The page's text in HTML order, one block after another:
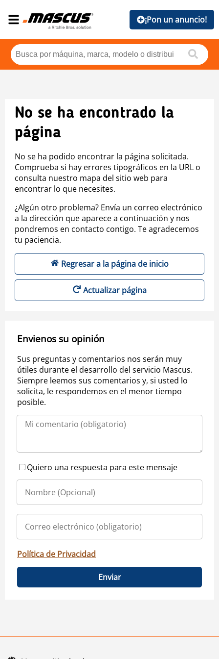
¡Pon un anuncio!
No se ha encontrado la
página
No se ha podido encontrar la página solicitada.
Comprueba si hay errores tipográficos en la URL o
consulta nuestro mapa del sitio web para
encontrar lo que necesites.
¿Algún otro problema? Envía un correo electrónico
a la dirección que aparece a continuación y nos
pondremos en contacto contigo. Te agradecemos
tu paciencia.
Regresar a la página de inicio
Actualizar página
Envienos su opinión
Sus preguntas y comentarios nos serán muy
útiles durante el desarrollo del servicio Mascus.
Siempre leemos sus comentarios y, si usted lo
solicita, le respondemos en el menor tiempo
posible.
Quiero una respuesta para este mensaje
Política de Privacidad
Enviar